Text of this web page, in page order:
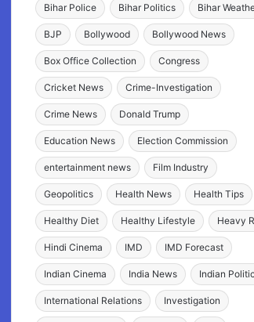
Bihar Police Bihar Politics Bihar
BJP Bollywood Bollywood News
Box Office Collection Congress
Cricket News Crime-Investigation
Crime News Donald Trump
Education News Election Commission
entertainment news Film Industry
Geopolitics Health News Health Tips
Healthy Diet Healthy Lifestyle Heavy
Hindi Cinema IMD IMD Forecast
Indian Cinema India News Indian
International Relations Investigation